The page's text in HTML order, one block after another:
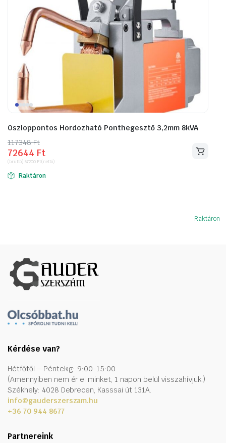
Oszloppontos Hordozható Ponthegesztő 3,2mm 8kVA
117348Ft
Original
price
was:
117348 Ft.
72644 Ft
Current
price
is:
72644 Ft.
(bruttó) 57200 Ft(nettó)
Raktáron
Raktáron
Kérdése van?
Hétfőtől – Péntekig: 9:00-15:00
(Amennyiben nem ér el minket, 1 napon belül visszahívjuk.)
Székhely: 4028 Debrecen, Kasssai út 131A.
info@gauderszerszam.hu
+36 70 944 8677
Partnereink